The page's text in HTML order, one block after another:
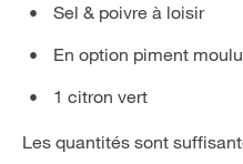
Sel & poivre à loisir
En option piment moulu
1 citron vert
Les quantités sont